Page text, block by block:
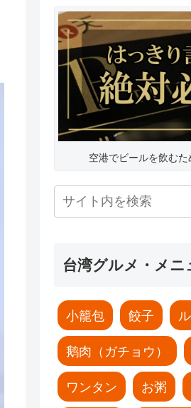
空港でビールを飲むた
台湾グルメ・メニ
小籠包 餃子
鹅肉（ガチョウ）
ワンタン お粥